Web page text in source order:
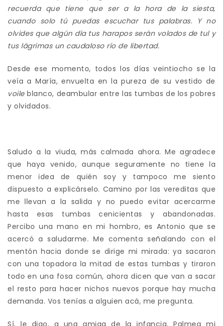
recuerda que tiene que ser a la hora de la siesta,
cuando solo tú puedas escuchar tus palabras. Y no
olvides que algún día tus harapos serán volados de tul y
tus lágrimas un caudaloso río de libertad.
Desde ese momento, todos los días veintiocho se la
veía a María, envuelta en la pureza de su vestido de
voileblanco, deambular entre las tumbas de los pobres
y olvidados.
Saludo a la viuda, más calmada ahora. Me agradece
que haya venido, aunque seguramente no tiene la
menor idea de quién soy y tampoco me siento
dispuesto a explicárselo. Camino por las vereditas que
me llevan a la salida y no puedo evitar acercarme
hasta esas tumbas cenicientas y abandonadas.
Percibo una mano en mi hombro, es Antonio que se
acercó a saludarme. Me comenta señalando con el
mentón hacia donde se dirige mi mirada: ya sacaron
con una topadora la mitad de estas tumbas y tiraron
todo en una fosa común, ahora dicen que van a sacar
el resto para hacer nichos nuevos porque hay mucha
demanda. Vos tenías a alguien acá, me pregunta.